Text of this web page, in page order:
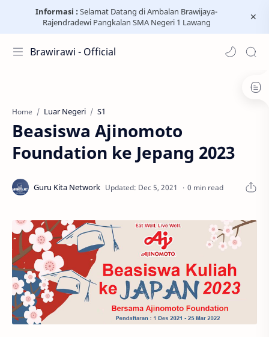
Informasi :Selamat Datang di Ambalan Brawijaya-
Rajendradewi Pangkalan SMA Negeri 1 Lawang
Brawirawi - Official
Home Luar Negeri S1
Beasiswa Ajinomoto
Foundation ke Jepang 2023
0 min read